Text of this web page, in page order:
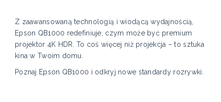
Z zaawansowaną technologią i wiodącą wydajnością,
Epson QB1000 redefiniuje, czym może być premium
projektor 4K HDR. To coś więcej niż projekcja – to sztuka
kina w Twoim domu.
Poznaj Epson QB1000 i odkryj nowe standardy rozrywki.